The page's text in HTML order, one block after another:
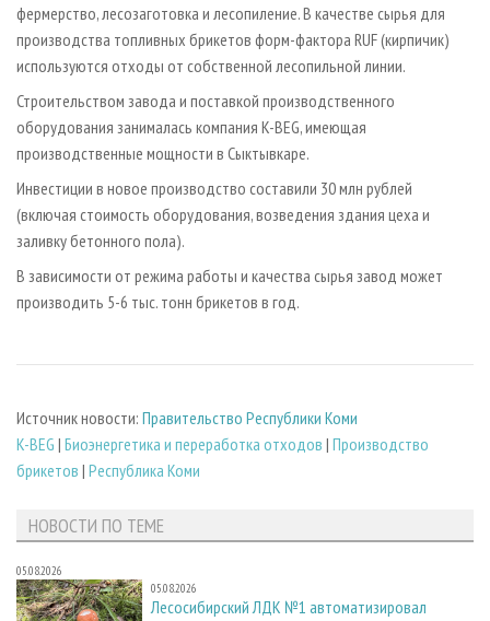
ЦБП
ИНСТРУМЕНТ И МАТЕРИАЛЫ
ГАЗЕТА ЛЕСПРОМФОРУМ
БИБЛИОТЕКА СПЕЦИАЛИСТА
фермерство, лесозаготовка и лесопиление. В качестве сырья для
производства топливных брикетов форм-фактора RUF (кирпичик)
используются отходы от собственной лесопильной линии.
Строительством завода и поставкой производственного
оборудования занималась компания K-BEG, имеющая
производственные мощности в Сыктывкаре.
Инвестиции в новое производство составили 30 млн рублей
(включая стоимость оборудования, возведения здания цеха и
заливку бетонного пола).
В зависимости от режима работы и качества сырья завод может
производить 5-6 тыс. тонн брикетов в год.
Источник новости: Правительство Республики Коми
K-BEG | Биoэнергетика и переработка отходов | Производство
брикетов | Республика Коми
НОВОСТИ ПО ТЕМЕ
05.08.2026
05.08.2026
Лесосибирский ЛДК №1 автоматизировал